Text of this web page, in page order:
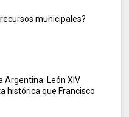
municipales?
Argentina: León XIV
histórica que Francisco